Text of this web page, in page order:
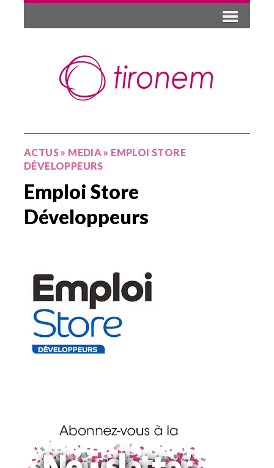
ACTUS» MEDIA» EMPLOI STORE
DÉVELOPPEURS
Emploi Store
Développeurs